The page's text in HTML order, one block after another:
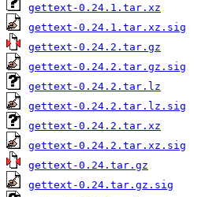
gettext-0.24.1.tar.xz
gettext-0.24.1.tar.xz.sig
gettext-0.24.2.tar.gz
gettext-0.24.2.tar.gz.sig
gettext-0.24.2.tar.lz
gettext-0.24.2.tar.lz.sig
gettext-0.24.2.tar.xz
gettext-0.24.2.tar.xz.sig
gettext-0.24.tar.gz
gettext-0.24.tar.gz.sig